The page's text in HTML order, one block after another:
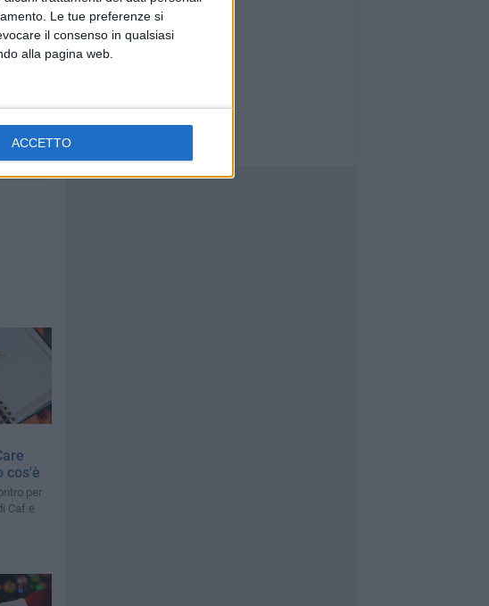
Le tue preferenze si
il consenso in qualsiasi
alla pagina web.
ACCETTO
cos'è
per
Caf e